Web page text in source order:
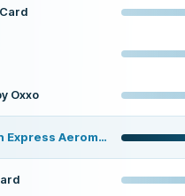
Oxxo
American Express Aeroméxico